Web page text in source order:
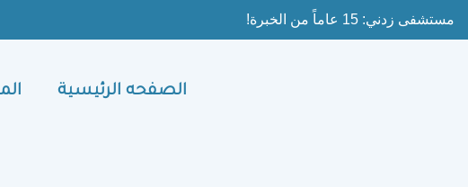
مستشفى زدني: 15 عاماً من الخبرة!
الصفحه الرئيسية